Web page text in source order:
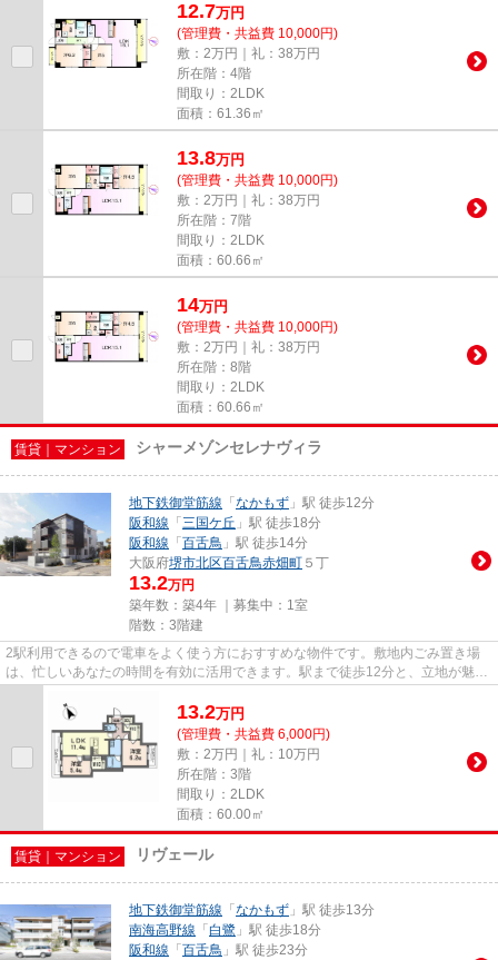
12.7万円
(管理費・共益費 10,000円)
敷：2万円｜礼：38万円
所在階：4階
間取り：2LDK
面積：61.36㎡
13.8万円
(管理費・共益費 10,000円)
敷：2万円｜礼：38万円
所在階：7階
間取り：2LDK
面積：60.66㎡
14万円
(管理費・共益費 10,000円)
敷：2万円｜礼：38万円
所在階：8階
間取り：2LDK
面積：60.66㎡
賃貸｜マンション シャーメゾンセレナヴィラ
地下鉄御堂筋線 「 なかもず 」駅 徒歩12分
阪和線 「 三国ケ丘 」駅 徒歩18分
阪和線 「 百舌鳥 」駅 徒歩14分
大阪府堺市北区百舌鳥赤畑町 ５丁
13.2万円
築年数：築4年 ｜募集中： 1室
階数：3階建
2駅利用できるので電車をよく使う方におすすめな物件です。敷地内ごみ置き場
は、忙しいあなたの時間を有効に活用できます。駅まで徒歩12分と、立地が魅力
13.2万円
(管理費・共益費 6,000円)
敷：2万円｜礼：10万円
所在階：3階
間取り：2LDK
面積：60.00㎡
賃貸｜マンション リヴェール
地下鉄御堂筋線 「 なかもず 」駅 徒歩13分
南海高野線 「 白鷺 」駅 徒歩18分
阪和線 「 百舌鳥 」駅 徒歩23分